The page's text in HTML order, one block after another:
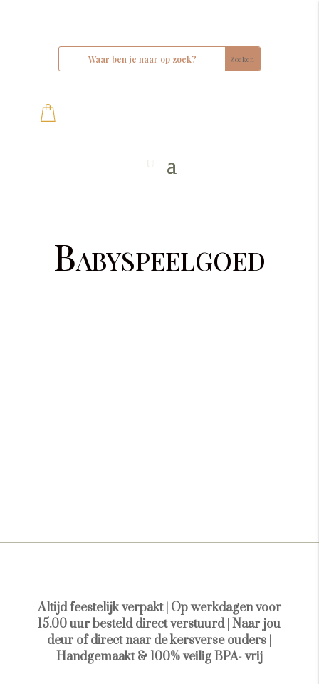
Babyspeelgoed
Altijd feestelijk verpakt | Op werkdagen voor
15.00 uur besteld direct verstuurd | Naar jou
deur of direct naar de kersverse ouders |
Handgemaakt & 100% veilig BPA- vrij